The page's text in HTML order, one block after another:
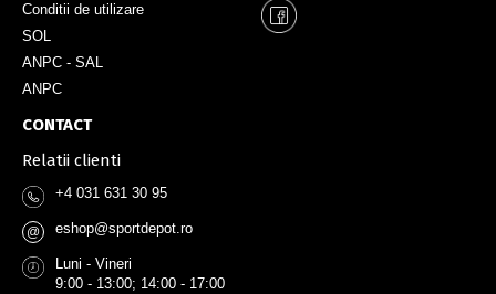
Conditii de utilizare
SOL
ANPC - SAL
ANPC
CONTACT
Relatii clienti
+4 031 631 30 95
@ eshop@sportdepot.ro
Luni - Vineri
9:00 - 13:00; 14:00 - 17:00